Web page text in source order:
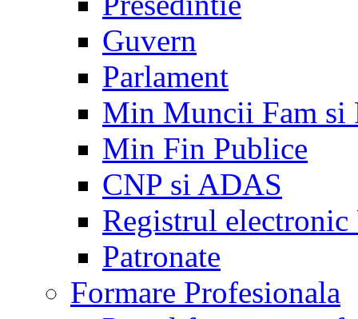
Guvern
Parlament
Min Muncii Fam si
Min Fin Publice
CNP si ADAS
Registrul electronic
Patronate
Formare Profesionala